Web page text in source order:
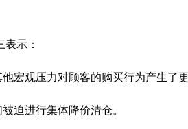
示：
观压力对顾客的购买行为产生了更
进行集体降价清仓。